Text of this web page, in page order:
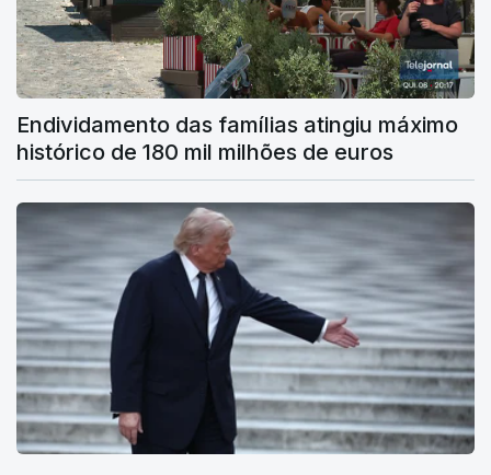
Endividamento das famílias atingiu máximo
histórico de 180 mil milhões de euros